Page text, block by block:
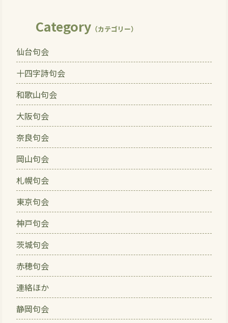
Category（カテゴリー）
仙台句会
十四字詩句会
和歌山句会
大阪句会
奈良句会
岡山句会
札幌句会
東京句会
神戸句会
茨城句会
赤穂句会
連絡ほか
静岡句会